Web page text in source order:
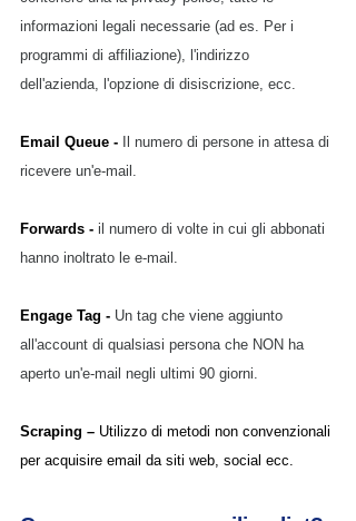
informazioni legali necessarie (ad es. Per i
programmi di affiliazione), l'indirizzo
dell'azienda, l'opzione di disiscrizione, ecc.
Email Queue -
Il numero di persone in attesa di
ricevere un'e-mail.
Forwards - il numero di volte in cui gli abbonati
hanno inoltrato le e-mail.
Engage Tag - Un tag che viene aggiunto
all'account di qualsiasi persona che NON ha
aperto un'e-mail negli ultimi 90 giorni.
Scraping – Utilizzo di metodi non convenzionali
per acquisire email da siti web, social ecc.